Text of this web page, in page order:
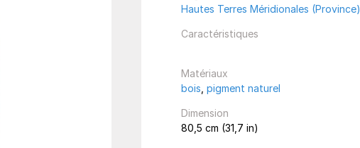
Hautes Terres Méridionales (Province)
Caractéristiques
Matériaux
bois pigment naturel
Dimension
80,5 cm (31,7 in)